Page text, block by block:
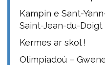
Kampin e Sant-
Saint-Jean-du-Doigt
Kermes ar skol !
Olimpiadoù –